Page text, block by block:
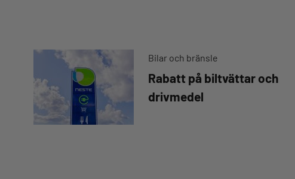
Bilar och bränsle
Rabatt på biltvättar och
drivmedel